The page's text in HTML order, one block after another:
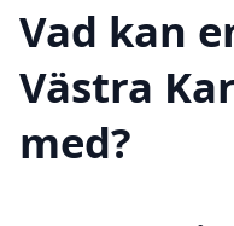
Vad kan
Västra
med?